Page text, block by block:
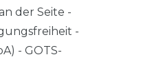
der Seite -
-
- GOTS-